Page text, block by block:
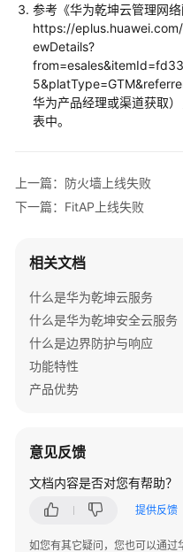
败
AP
上
线
防
火
败
AR
上
败
参考 《华为乾坤云管理网
https://
ewDetails?
华为产品经理或渠道获取）
表中。
上一篇：防火墙上线失败
下一篇：FitAP上线失败
相关文档
什么是华为乾坤云服务
什么是华为乾坤安全云服务
什么是边界防护与响应
功能特性
产品优势
意见反馈
文档内容是否对您有帮助？
提供反馈
如您有其它疑问，您也可以通